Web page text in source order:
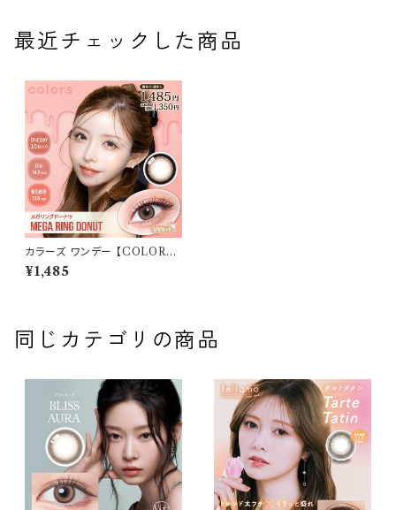
最近チェックした商品
カラーズ ワンデー 【COLOR：メ
ガリングドーナツ】 カラコン 1箱
10枚 14.2mm 一条響 度あり
ズ
¥1,485
同じカテゴリの商品